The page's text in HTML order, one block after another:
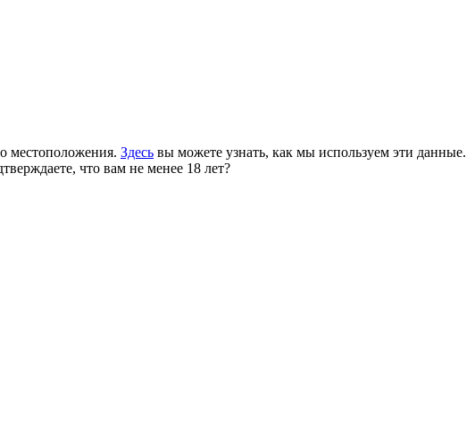
местоположения. Здесь вы можете узнать, как мы используем эти данные.
что вам не менее 18 лет?